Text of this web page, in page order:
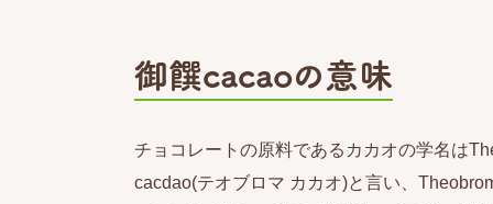
御饌cacaoの意味
チョコレートの原料であるカカオの学名は
cacdao(テオブロマ カカオ)と言い、